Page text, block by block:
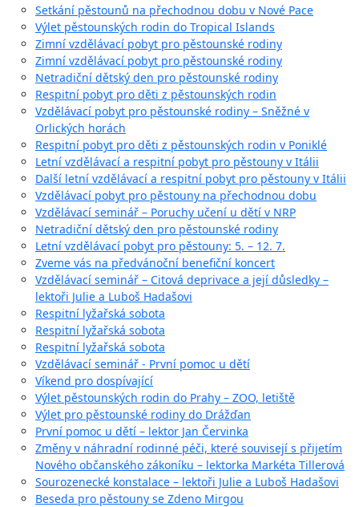
Setkání pěstounů na přechodnou dobu v Nové Pace
Výlet pěstounských rodin do Tropical Islands
Zimní vzdělávací pobyt pro pěstounské rodiny
Zimní vzdělávací pobyt pro pěstounské rodiny
Netradiční dětský den pro pěstounské rodiny
Respitní pobyt pro děti z pěstounských rodin
Vzdělávací pobyt pro pěstounské rodiny – Sněžné v
Orlických horách
Respitní pobyt pro děti z pěstounských rodin v Poniklé
Letní vzdělávací a respitní pobyt pro pěstouny v Itálii
Další letní vzdělávací a respitní pobyt pro pěstouny v Itálii
Vzdělávací pobyt pro pěstouny na přechodnou dobu
Vzdělávací seminář – Poruchy učení u dětí v NRP
Netradiční dětský den pro pěstounské rodiny
Letní vzdělávací pobyt pro pěstouny: 5. – 12. 7.
Zveme vás na předvánoční benefiční koncert
Vzdělávací seminář – Citová deprivace a její důsledky –
lektoři Julie a Luboš Hadašovi
Respitní lyžařská sobota
Respitní lyžařská sobota
Respitní lyžařská sobota
Vzdělávací seminář - První pomoc u dětí
Víkend pro dospívající
Výlet pěstounských rodin do Prahy – ZOO, letiště
Výlet pro pěstounské rodiny do Drážďan
První pomoc u dětí – lektor Jan Červinka
Změny v náhradní rodinné péči, které souvisejí s přijetím
Nového občanského zákoníku – lektorka Markéta Tillerová
Sourozenecké konstalace – lektoři Julie a Luboš Hadašovi
Beseda pro pěstouny se Zdeno Mirgou